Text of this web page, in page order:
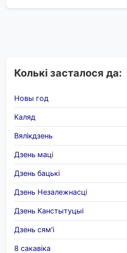
Колькі засталося да:
Новы год
Каляд
Вялікдзень
Дзень маці
Дзень бацькі
Дзень Незалежнасці
Дзень Канстытуцыі
Дзень сям'і
8 сакавіка